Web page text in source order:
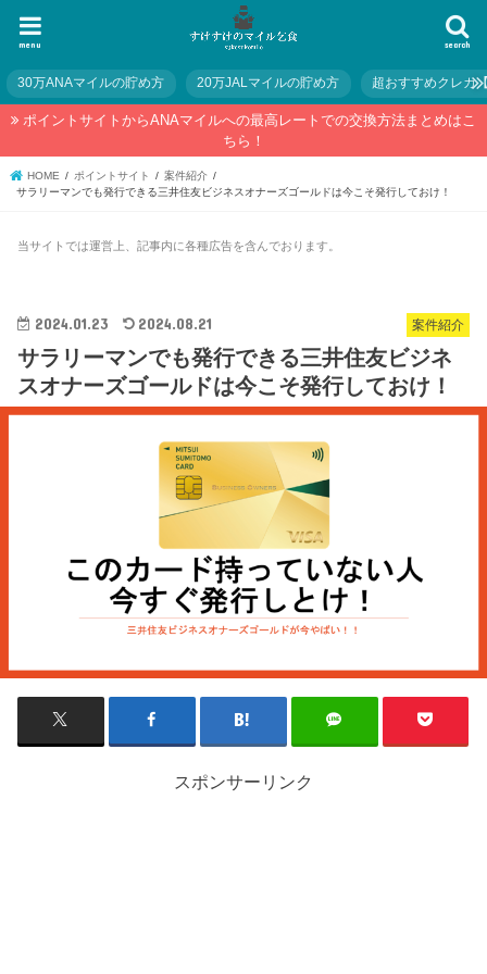
search
menu
30万ANAマイルの貯め方 20万JALマイルの貯め方 超おすすめクレカ
ポイントサイトからANAマイルへの最高レートでの交換方法まとめはこ
ちら！
HOME ポイントサイト
案件紹介
サラリーマンでも発行できる三井住友ビジネスオナーズゴールドは今こそ発行しておけ！
当サイトでは運営上、記事内に各種広告を含んでおります。
案件紹介
2024.01.23 2024.08.21
サラリーマンでも発行できる三井住友ビジネ
スオナーズゴールドは今こそ発行しておけ！
スポンサーリンク